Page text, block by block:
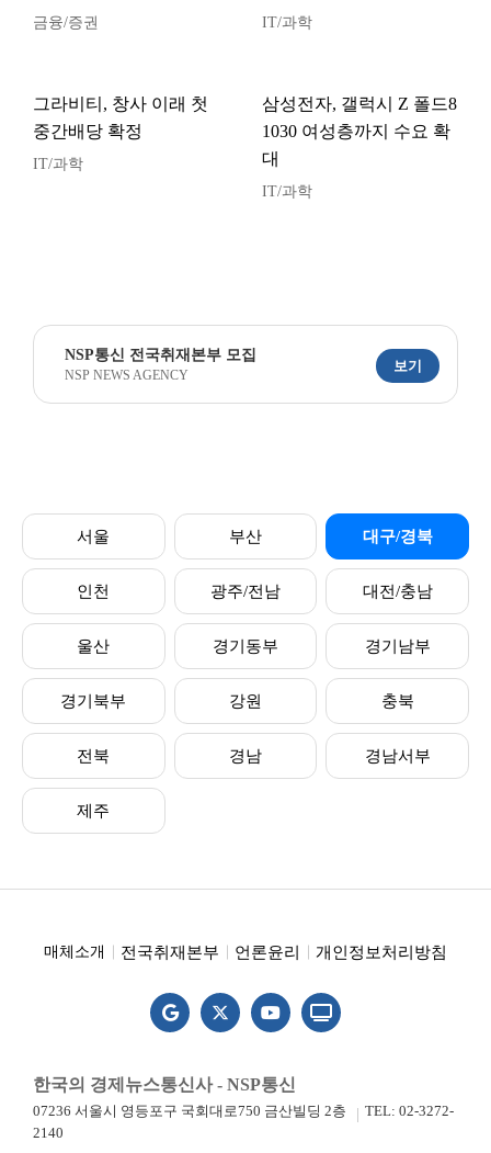
금융/증권 IT/과학
그라비티, 창사 이래 첫
중간배당 확정
IT/과학
삼성전자, 갤럭시 Z 폴드8
1030 여성층까지 수요 확
대
IT/과학
NSP통신 전국취재본부 모집
NSP NEWS AGENCY
보기
서울 부산 대구/경북
인천 광주/전남 대전/충남
울산 경기동부 경기남부
경기북부 강원 충북
전북 경남 경남서부
제주
매체소개 전국취재본부 언론윤리 개인정보처리방침
한국의 경제뉴스통신사 - NSP통신
07236 서울시 영등포구 국회대로750 금산빌딩 2층
TEL: 02-3272-
2140